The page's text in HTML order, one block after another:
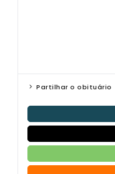
Partilhar o obituário